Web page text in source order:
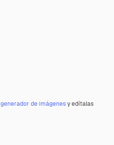
generador de imágenesy edítalas